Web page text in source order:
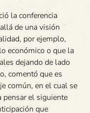
la conferencia
de una visión
por ejemplo,
económico o que la
dejando de lado
comentó que es
común, en el cual se
pensar el siguiente
que